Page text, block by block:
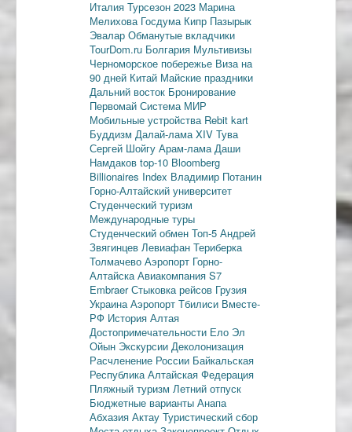
Италия Турсезон 2023 Марина
Мелихова Госдума Кипр Пазырык
Эвалар Обманутые вкладчики
TourDom.ru Болгария Мультивизы
Черноморское побережье Виза на
90 дней Китай Майские праздники
Дальний восток Бронирование
Первомай Система МИР
Мобильные устройства Rebit kart
Буддизм Далай-лама XIV Тува
Сергей Шойгу Арам-ламаДаши
Намдаков top-10 Bloomberg
Billionaires Index Владимир Потанин
Горно-Алтайский университет
Студенческий туризм
Международные туры
Студенческий обмен Топ-5 Андрей
Звягинцев Левиафан Териберка
Толмачево Аэропорт Горно-
АлтайскаАвиакомпания S7
EmbraerСтыковка рейсов Грузия
УкраинаАэропорт Тбилиси Вместе-
РФ История Алтая
Достопримечательности Ело Эл
Ойын Экскурсии Деколонизация
Расчленение России Байкальская
РеспубликаАлтайская Федерация
Пляжный туризм Летний отпуск
Бюджетные варианты Анапа
Абхазия Актау Туристический сбор